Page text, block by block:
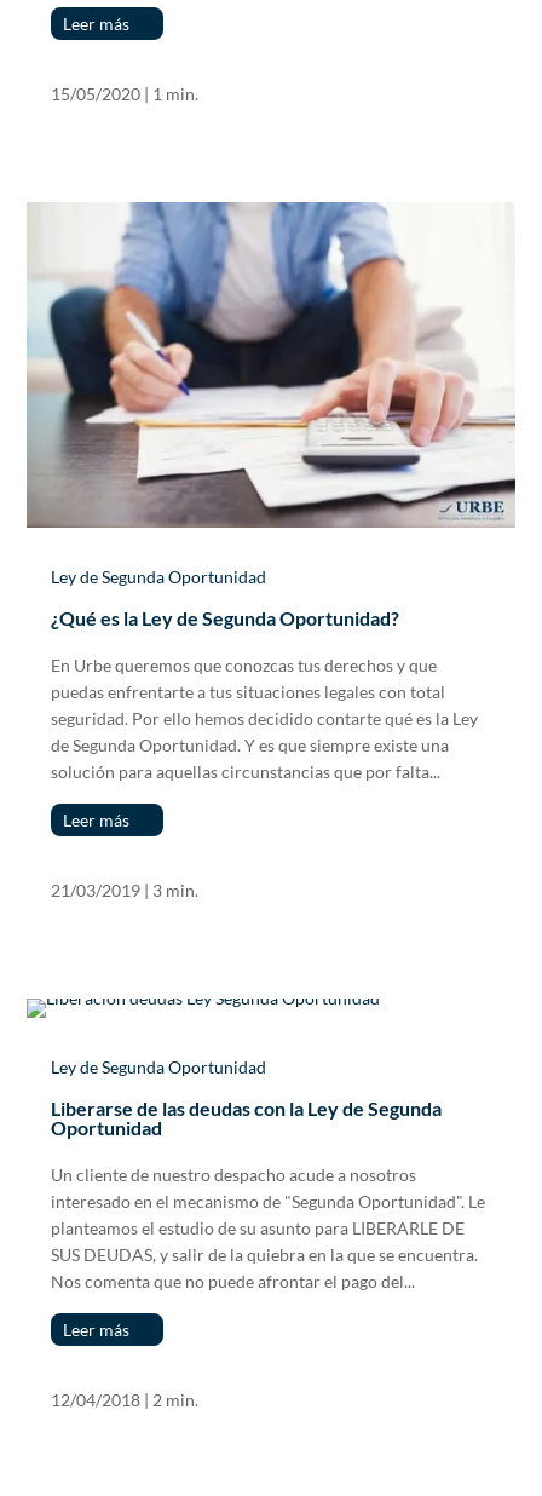
Leer más
15/05/2020 | 1 min.
Ley de Segunda Oportunidad
¿Qué es la Ley de Segunda Oportunidad?
En Urbe queremos que conozcas tus derechos y que
puedas enfrentarte a tus situaciones legales con total
seguridad. Por ello hemos decidido contarte qué es la Ley
de Segunda Oportunidad. Y es que siempre existe una
solución para aquellas circunstancias que por falta...
Leer más
21/03/2019 | 3 min.
Ley de Segunda Oportunidad
Liberarse de las deudas con la Ley de Segunda
Oportunidad
Un cliente de nuestro despacho acude a nosotros
interesado en el mecanismo de "Segunda Oportunidad". Le
planteamos el estudio de su asunto para LIBERARLE DE
SUS DEUDAS, y salir de la quiebra en la que se encuentra.
Nos comenta que no puede afrontar el pago del...
Leer más
12/04/2018 | 2 min.